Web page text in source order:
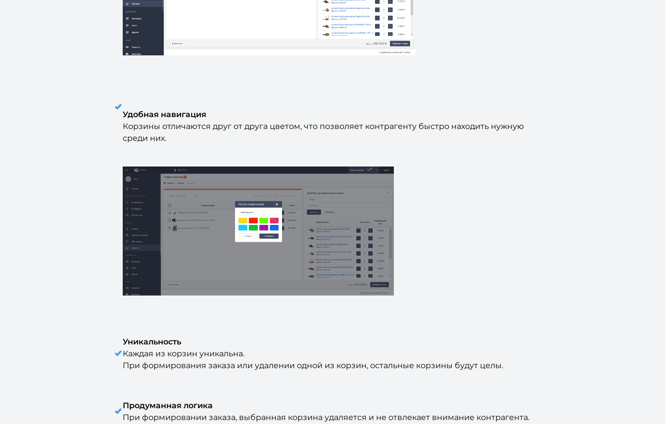
Удобная навигация
Корзины отличаются друг от друга цветом, что позволяет контрагенту быстро находить нужную
среди них.
Уникальность
Каждая из корзин уникальна.
При формирования заказа или удалении одной из корзин, остальные корзины будут целы.
Продуманная логика
При формировании заказа, выбранная корзина удаляется и не отвлекает внимание контрагента.